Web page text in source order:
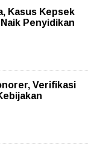
Kasus Kepsek
Penyidikan
Verifikasi